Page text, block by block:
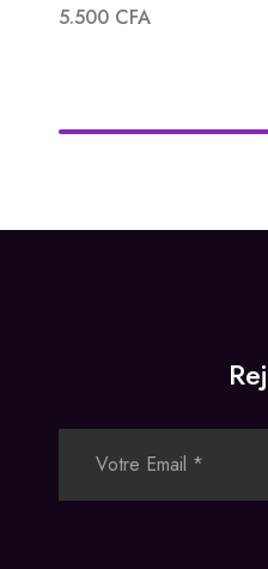
5.500 CFA